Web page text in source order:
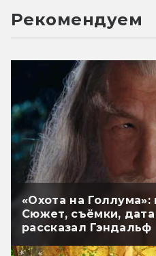
Рекомендуем
«Охота на Голлума»:
Сюжет, съёмки,
рассказал Гэндальф